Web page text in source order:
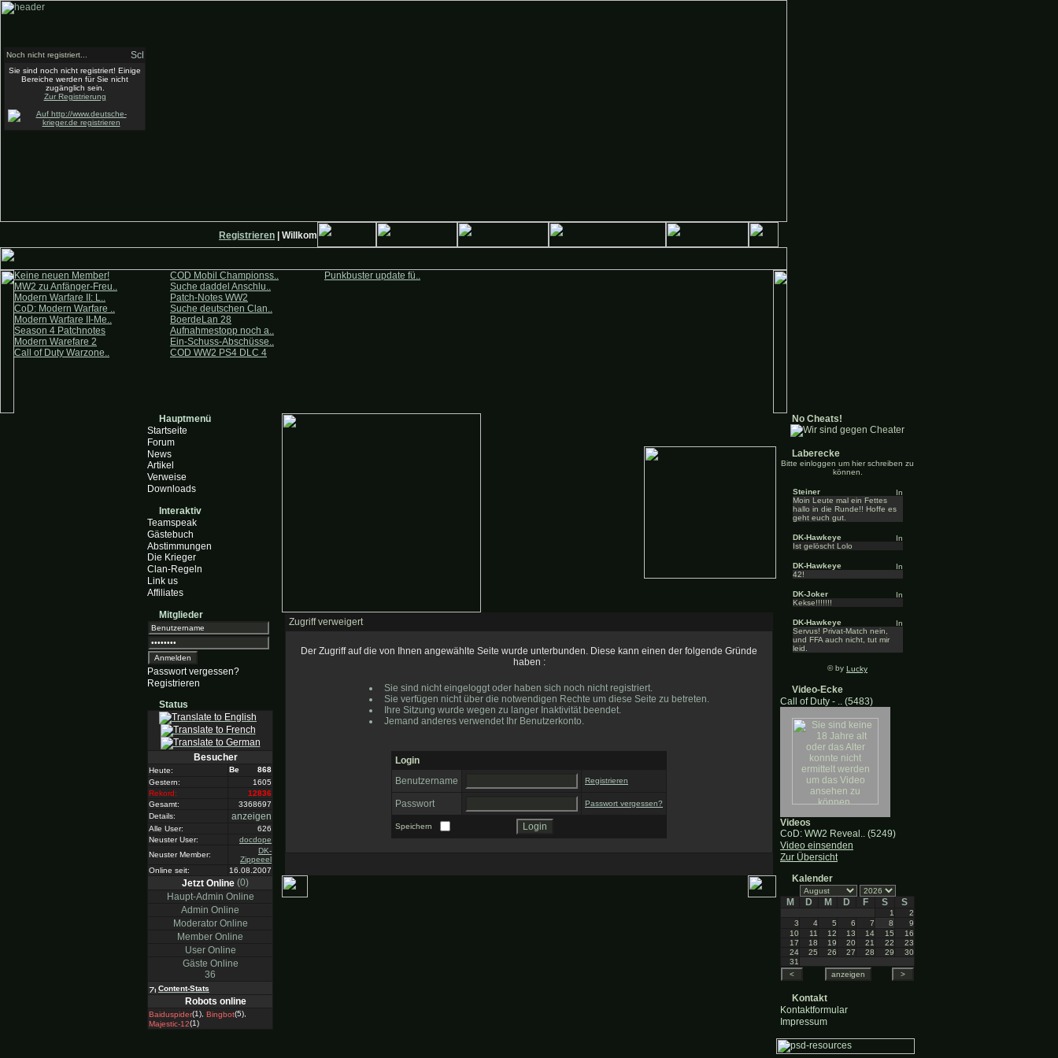
Registrieren| Willkommen auf Deutsche-Krieger.de
Keine neuen Member!
MW2 zu Anfänger-Freu..
Modern Warfare II: L..
CoD: Modern Warfare ..
Modern Warfare II-Me..
Season 4 Patchnotes
Modern Warefare 2
Call of Duty Warzone..
COD Mobil Championss..
Suche daddel Anschlu..
Patch-Notes WW2
Suche deutschen Clan..
BoerdeLan 28
Aufnahmestopp noch a..
Ein-Schuss-Abschüsse..
COD WW2 PS4 DLC 4
Punkbuster update fü..
Hauptmenü
Startseite
Forum
News
Artikel
Verweise
Downloads
Interaktiv
Teamspeak
Gästebuch
Abstimmungen
Die Krieger
Clan-Regeln
Link us
Affiliates
Mitglieder
Passwort vergessen?
Registrieren
Status
Besucher
Heute:
868
Gestern:
1605
Rekord:
12836
Gesamt:
3368697
Details:
anzeigen
Alle User:
626
Neuster User:
docdope
Neuster Member:
DK-
Zippeeel
Online seit:
16.08.2007
Jetzt Online (0)
Haupt-Admin Online
Admin Online
Moderator Online
Member Online
User Online
Gäste Online
36
Content-Stats
Robots online
Baiduspider(1), Bingbot(5),
Majestic-12(1)
Zugriff verweigert
Der Zugriff auf die von Ihnen angewählte Seite wurde unterbunden. Diese kann einen der folgende Gründe
haben :
Sie sind nicht eingeloggt oder haben sich noch nicht registriert.
Sie verfügen nicht über die notwendigen Rechte um diese Seite zu betreten.
Ihre Sitzung wurde wegen zu langer Inaktivität beendet.
Jemand anderes verwendet Ihr Benutzerkonto.
Login
Benutzername
Registrieren
Passwort Passwort vergessen?
Speichern
No Cheats!
Laberecke
Bitte einloggen um hier schreiben zu
können.
Steiner
Moin Leute mal ein Fettes
hallo in die Runde!! Hoffe es
geht euch gut.
DK-Hawkeye
Ist gelöscht Lolo
DK-Hawkeye
42!
DK-Joker
Kekse!!!!!!!
DK-Hawkeye
Servus! Privat-Match nein,
und FFA auch nicht, tut mir
leid.
© by Lucky
Video-Ecke
Call of Duty - .. (5483)
Videos
CoD: WW2 Reveal.. (5249)
Video einsenden
Zur Übersicht
Kalender
M D M D F S S
1
2
3
4 5 6 7 8
9
10
11 12 13 14 15
16
17
18 19 20 21 22
23
24
25 26 27 28 29
30
31
Kontakt
Kontaktformular
Impressum
Noch nicht registriert...
Sie sind noch nicht registriert! Einige
Bereiche werden für Sie nicht
zugänglich sein.
Zur Registrierung